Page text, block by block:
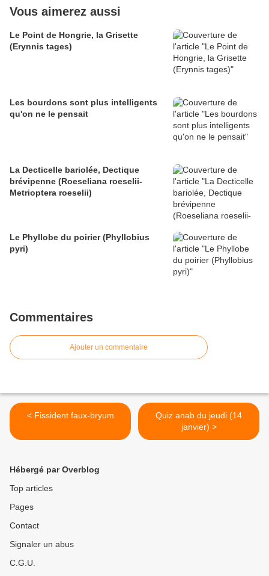
Vous aimerez aussi
Le Point de Hongrie, la Grisette
(Erynnis tages)
Les bourdons sont plus intelligents
qu'on ne le pensait
La Decticelle bariolée, Dectique
brévipenne (Roeseliana roeselii-
Metrioptera roeselii)
Le Phyllobe du poirier (Phyllobius
pyri)
Commentaires
Ajouter un commentaire
< Fissident faux-bryum
Quiz anab du jeudi (14
janvier) >
Hébergé par Overblog
Top articles
Pages
Contact
Signaler un abus
C.G.U.